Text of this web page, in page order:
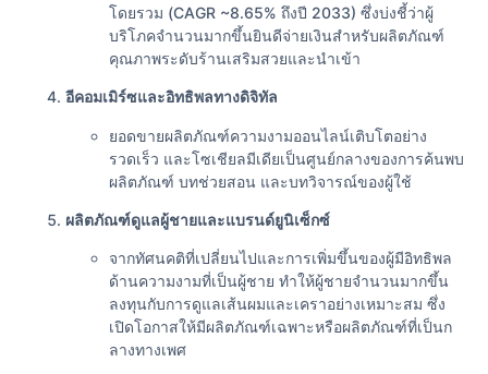
โดยรวม (CAGR ~8.65% ถึงปี 2033) ซึ่งบ่งชี้ว่าผู้
บริโภคจำนวนมากขึ้นยินดีจ่ายเงินสำหรับผลิตภัณฑ์
คุณภาพระดับร้านเสริมสวยและนำเข้า
อีคอมเมิร์ซและอิทธิพลทางดิจิทัล
ยอดขายผลิตภัณฑ์ความงามออนไลน์เติบโตอย่าง
รวดเร็ว และโซเชียลมีเดียเป็นศูนย์กลางของการค้นพบ
ผลิตภัณฑ์ บทช่วยสอน และบทวิจารณ์ของผู้ใช้
ผลิตภัณฑ์ดูแลผู้ชายและแบรนด์ยูนิเซ็กซ์
จากทัศนคติที่เปลี่ยนไปและการเพิ่มขึ้นของผู้มีอิทธิพล
ด้านความงามที่เป็นผู้ชาย ทำให้ผู้ชายจำนวนมากขึ้น
ลงทุนกับการดูแลเส้นผมและเคราอย่างเหมาะสม ซึ่ง
เปิดโอกาสให้มีผลิตภัณฑ์เฉพาะหรือผลิตภัณฑ์ที่เป็นก
ลางทางเพศ